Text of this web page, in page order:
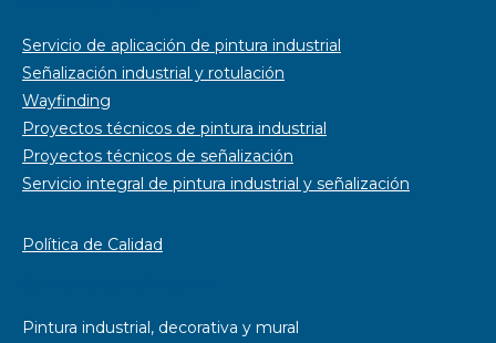
Servicio de aplicación de pintura industrial
Señalización industrial y rotulación
Wayfinding
Proyectos técnicos de pintura industrial
Proyectos técnicos de señalización
Servicio integral de pintura industrial y señalización
Política de Calidad
Pintura industrial, decorativa y mural